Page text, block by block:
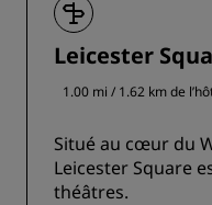
Leicester
1.00 mi / 1.62 km de
Situé au cœur du
Leicester Square
théâtres.